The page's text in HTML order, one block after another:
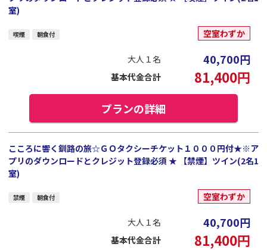
室)
喫煙 朝食付 空室わずか
大人１名 40,700円
基本代金合計 81,400円
プランの詳細
こころに響く釧路の旅☆ＧＯタクシーチケット１０００円付★※ア
プリのダウンロードとクレジット登録必須 ★ 【禁煙】ツイン(2名1
室)
禁煙 朝食付 空室わずか
大人１名 40,700円
基本代金合計 81,400円